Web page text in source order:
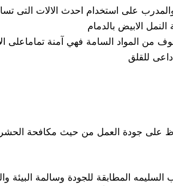
على استخدام احدث الالات
الابيض بالدمام
المواد السامة فهي آمنة تماماعلى
للقلق
على جودة العمل من حيث مكافحة
السليمه المطابقة للجودة وسالمة